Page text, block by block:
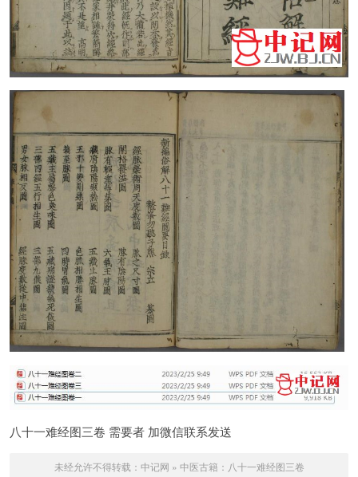
八十一难经图三卷 需要者 加微信联系发送
未经允许不得转载： 中记网 » 中医古籍：八十一难经图三卷